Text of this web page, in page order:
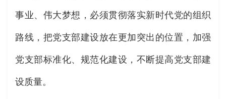
事业、伟大梦想，必须贯彻落实新时代党的组织
路线，把党支部建设放在更加突出的位置，加强
党支部标准化、规范化建设，不断提高党支部建
设质量。